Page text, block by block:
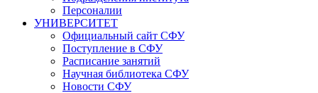
Персоналии
УНИВЕРСИТЕТ
Официальный сайт СФУ
Поступление в СФУ
Расписание занятий
Научная библиотека СФУ
Новости СФУ